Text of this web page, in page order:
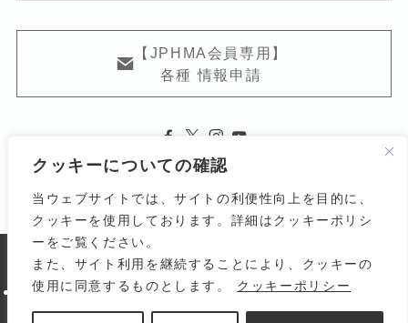
クッキーについての確認
当ウェブサイトでは、サイトの利便性向上を目的に、
クッキーを使用しております。詳細はクッキーポリシ
ーをご覧ください。
また、サイト利用を継続することにより、クッキーの
使用に同意するものとします。
クッキーポリシー
【JPHMA会員専用】
各種 情報申請
よくある質問 関連リンク
利用規約
個人情報の取り扱いについて
サイトマップ お問い合わせ